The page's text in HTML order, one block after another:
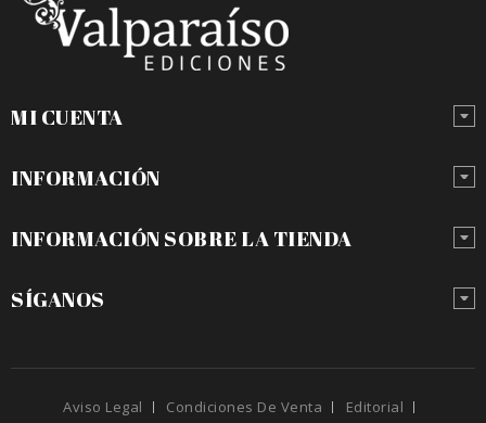
MI CUENTA
INFORMACIÓN
INFORMACIÓN SOBRE LA TIENDA
SÍGANOS
Aviso Legal Condiciones De Venta
Editorial